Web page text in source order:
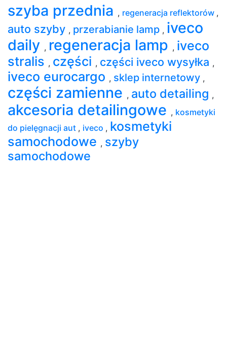
szyba przednia , regeneracja reflektorów ,
auto szyby , przerabianie lamp , iveco
daily , regeneracja lamp , iveco
stralis , części , części iveco wysyłka ,
iveco eurocargo , sklep internetowy ,
części zamienne , auto detailing ,
akcesoria detailingowe , kosmetyki
do pielęgnacji aut , iveco , kosmetyki
samochodowe , szyby
samochodowe